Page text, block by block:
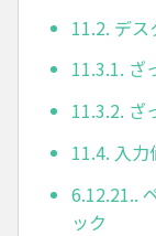
11.2. デ
11.3.1. ざ
11.3.2. ざ
11.4. 入力
6.12.21..
ック